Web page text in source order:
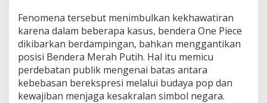
Fenomena tersebut menimbulkan kekhawatiran
karena dalam beberapa kasus, bendera One Piece
dikibarkan berdampingan, bahkan menggantikan
posisi Bendera Merah Putih. Hal itu memicu
perdebatan publik mengenai batas antara
kebebasan berekspresi melalui budaya pop dan
kewajiban menjaga kesakralan simbol negara.